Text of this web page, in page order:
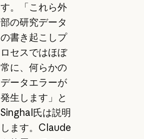
す。「これら外
部の研究データ
の書き起こしプ
ロセスではほぼ
常に、何らかの
データエラーが
発生します」と
Singhal氏は説明
します。Claude